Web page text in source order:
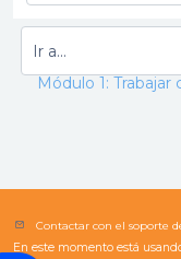
Módulo 1: Trabajar
Contactar con el soporte
En este momento está